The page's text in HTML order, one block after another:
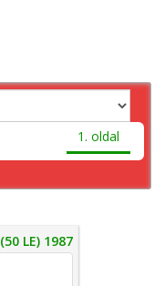
1. oldal
(50 LE) 1987